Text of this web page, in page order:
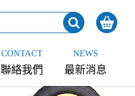
CONTACT
聯絡我們
NEWS
最新消息